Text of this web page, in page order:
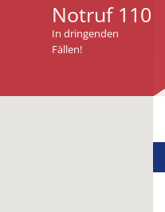
Notruf 110
In dringenden
Fällen!
Artikel